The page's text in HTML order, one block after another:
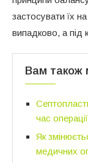
застосувати їх
випадково, а під
Вам також
час
Як
медичних